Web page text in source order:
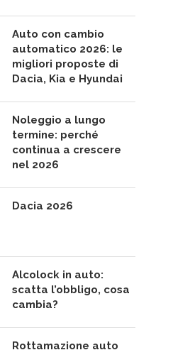
Auto con cambio
automatico 2026: le
migliori proposte di
Dacia, Kia e Hyundai
Noleggio a lungo
termine: perché
continua a crescere
nel 2026
Dacia 2026
Alcolock in auto:
scatta l’obbligo, cosa
cambia?
Rottamazione auto